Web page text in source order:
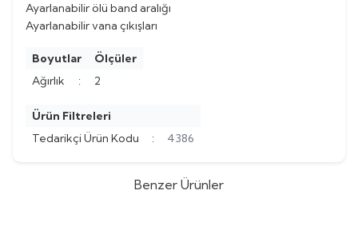
Ayarlanabilir ölü band aralığı
Ayarlanabilir vana çıkışları
Boyutlar
Ölçüler
Ağırlık
: 2
Ürün Filtreleri
Tedarikçi Ürün Kodu
: 4386
Benzer Ürünler